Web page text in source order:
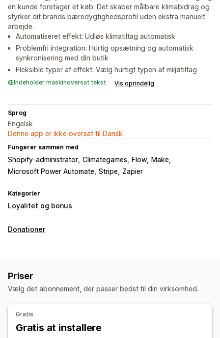
en kunde foretager et køb. Det skaber målbare klimabidrag og
styrker dit brands bæredygtighedsprofil uden ekstra manuelt
arbejde.
Automatiseret effekt: Udløs klimatiltag automatisk
Problemfri integration: Hurtig opsætning og automatisk
synkronisering med din butik
Fleksible typer af effekt: Vælg hurtigt typen af miljøtiltag
Indeholder maskinoversat tekst Vis oprindelig
Sprog
Engelsk
Denne app er ikke oversat til Dansk
Fungerer sammen med
Shopify-administrator Climategames Flow
Make
Microsoft Power Automate Stripe Zapier
Kategorier
Loyalitet og bonus
Donationer
Priser
Vælg det abonnement, der passer bedst til din virksomhed.
Gratis
Gratis at installere